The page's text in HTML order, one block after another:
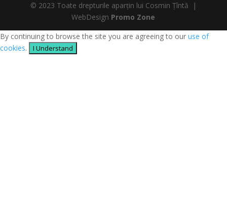
© 2023 Toate drepturile aparțin lui Cosmin Țîntă |
WebDesign Promo Zone
By continuing to browse the site you are agreeing to our use of
cookies. I Understand